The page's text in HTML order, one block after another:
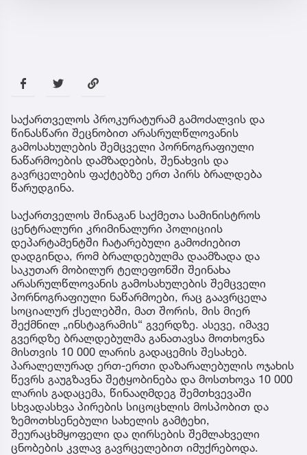
საქართველოს პროკურატურამ გამოძალვის და
წინასწარი შეცნობით არასრულწლოვანის
გამოსახულების შემცველი პორნოგრაფიული
ნაწარმოების დამზადების, შენახვის და
გავრცელების ფაქტებზე ერთ პირს ბრალდება
წარუდგინა.
საქართველოს შინაგან საქმეთა სამინისტროს
ცენტრალური კრიმინალური პოლიციის
დეპარტამენტში ჩატარებული გამოძიებით
დადგინდა, რომ ბრალდებულმა დაამზადა და
საკუთარ მობილურ ტელეფონში შეინახა
არასრულწლოვანის გამოსახულების შემცველი
პორნოგრაფიული ნაწარმოები, რაც გაავრცელა
სოციალურ ქსელებში, მათ შორის, მის მიერ
შექმნილ „ინსტაგრამის“ გვერდზე. ასევე, იმავე
გვერდზე ბრალდებულმა განათავსა მოთხოვნა
მისთვის 10 000 ლარის გადაცემის შესახებ.
პარალელურად ერთ-ერთი დაზარალებულის ოჯახის
წევრს გაუგზავნა შეტყობინება და მოსთხოვა 10 000
ლარის გადაცემა, წინააღმდეგ შემთხვევაში
სხვადასხვა პირების სიცოცხლის მოსპობით და
ზემოთხსენებული სახელის გამტეხი,
შეურაცხმყოფელი და ღირსების შემლახველი
ცნობების კვლავ გავრცელებით იმუქრებოდა.